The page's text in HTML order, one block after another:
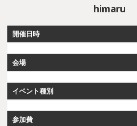
himaru
開催日時
会場
イベント種別
参加費